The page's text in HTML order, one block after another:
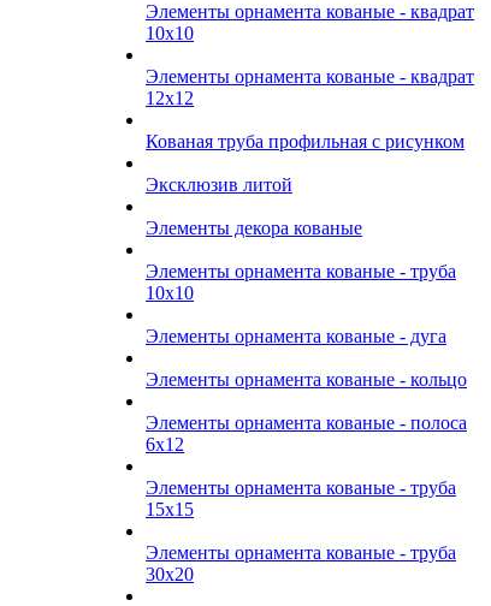
Элементы орнамента кованые - квадрат
10х10
Элементы орнамента кованые - квадрат
12х12
Кованая труба профильная с рисунком
Эксклюзив литой
Элементы декора кованые
Элементы орнамента кованые - труба
10х10
Элементы орнамента кованые - дуга
Элементы орнамента кованые - кольцо
Элементы орнамента кованые - полоса
6х12
Элементы орнамента кованые - труба
15х15
Элементы орнамента кованые - труба
30х20